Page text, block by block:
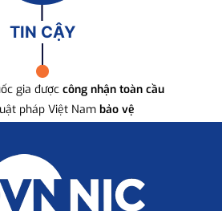
TIN CẬY
gia được công nhận toàn cầu
pháp Việt Nam bảo vệ